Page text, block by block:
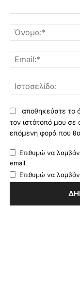
αποθηκεύστε το
τον ιστότοπό μου σε
επόμενη φορά που
Επιθυμώ να
email.
Επιθυμώ να